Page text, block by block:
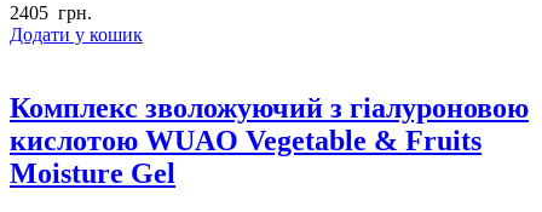
2405 грн.
Додати у кошик
Комплекс зволожуючий з гіалуроновою
кислотою WUAO Vegetable & Fruits
Moisture Gel